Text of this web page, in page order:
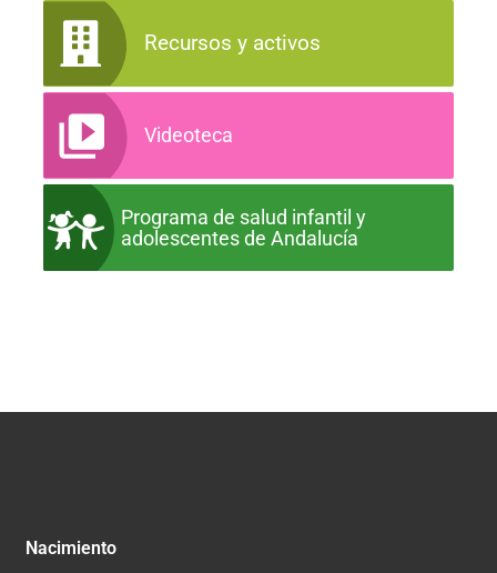
Recursos y activos
Videoteca
Programa de salud infantil y
adolescentes de Andalucía
Nacimiento